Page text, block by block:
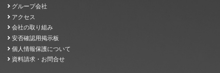
グループ会社
アクセス
会社の取り組み
安否確認用掲示板
個人情報保護について
資料請求・お問合せ